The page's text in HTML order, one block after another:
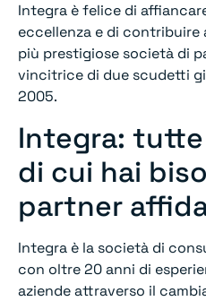
Integra è felice di
eccellenza e di contribuire
più prestigiose società di
vincitrice di due scudetti
2005.
Integra:
di cui hai
partner
Integra è la società di
con oltre 20 anni di
aziende attraverso il